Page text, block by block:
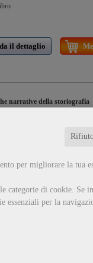
per migliorare la tua
categorie di cookie. Se
essenziali per la
il dettaglio
narrative della storiografia
e sortilegio"